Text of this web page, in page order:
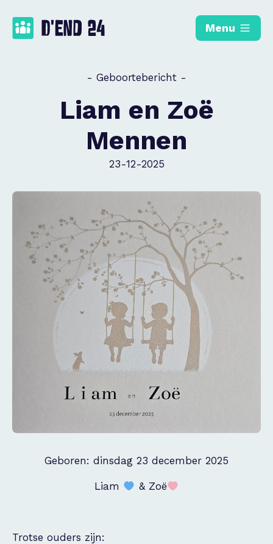
Menu
- Geboortebericht -
Liam en Zoë
Mennen
23-12-2025
Geboren: dinsdag 23 december 2025
Liam & Zoë
Trotse ouders zijn: